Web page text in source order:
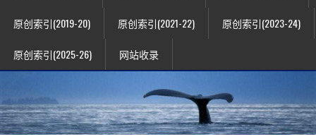
原创索引(2019-20) 原创索引(2021-22) 原创索引(2023-24)
原创索引(2025-26) 网站收录